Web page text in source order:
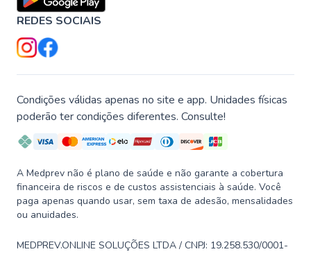
REDES SOCIAIS
Condições válidas apenas no site e app. Unidades físicas
poderão ter condições diferentes. Consulte!
A Medprev não é plano de saúde e não garante a cobertura
financeira de riscos e de custos assistenciais à saúde. Você
paga apenas quando usar, sem taxa de adesão, mensalidades
ou anuidades.
MEDPREV.ONLINE SOLUÇÕES LTDA / CNPJ: 19.258.530/0001-